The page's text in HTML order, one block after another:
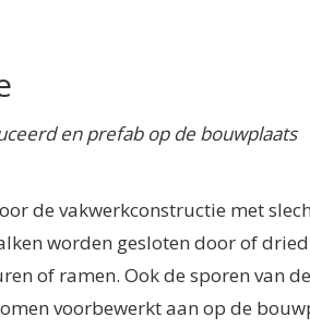
en prefab op de bouwplaats
de vakwerkconstructie met
worden gesloten door of
of ramen. Ook de sporen van
voorbewerkt aan op de